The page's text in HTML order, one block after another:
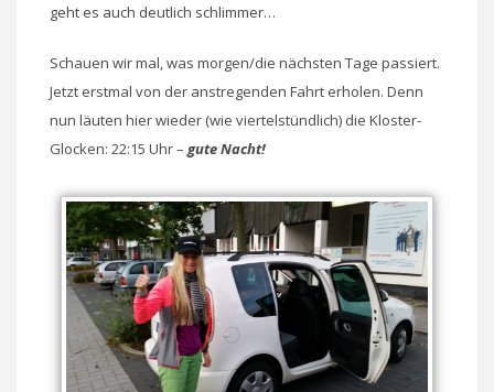
geht es auch deutlich schlimmer…
Schauen wir mal, was morgen/die nächsten Tage passiert.
Jetzt erstmal von der anstregenden Fahrt erholen. Denn
nun läuten hier wieder (wie viertelstündlich) die Kloster-
Glocken: 22:15 Uhr – gute Nacht!